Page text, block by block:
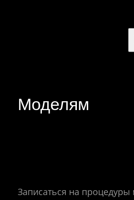
Моделям
Записаться на